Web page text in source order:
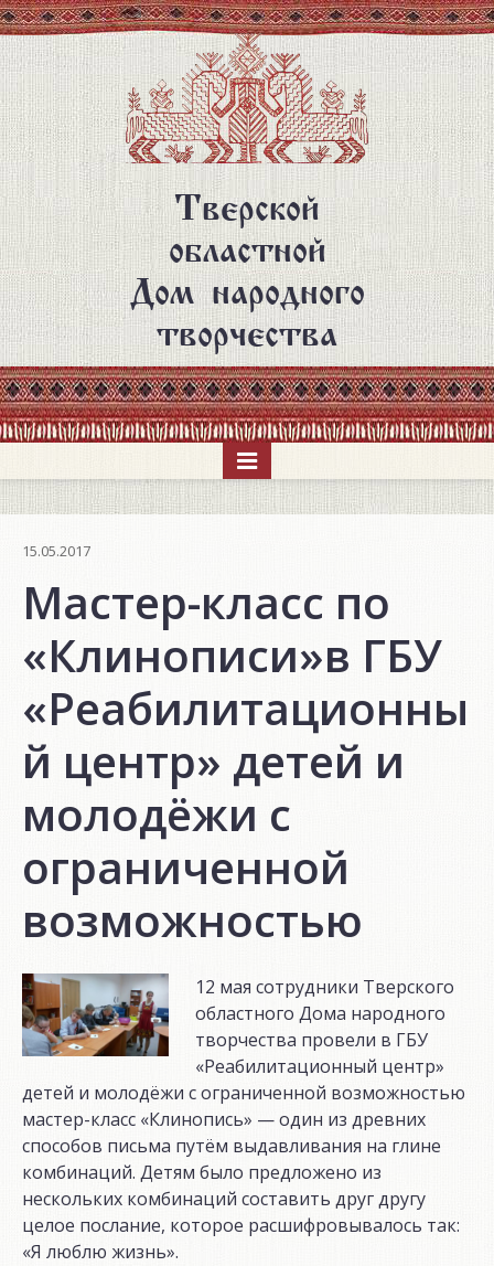
Перейти
к
основному
содержанию
Тверской
областной
Дом народного
творчества
15.05.2017
Мастер-класс по
«Клинописи»в ГБУ
«Реабилитационны
й центр» детей и
молодёжи с
ограниченной
возможностью
12 мая сотрудники Тверского
областного Дома народного
творчества провели в ГБУ
«Реабилитационный центр»
детей и молодёжи с ограниченной возможностью
мастер-класс «Клинопись» — один из древних
способов письма путём выдавливания на глине
комбинаций. Детям было предложено из
нескольких комбинаций составить друг другу
целое послание, которое расшифровывалось так:
«Я люблю жизнь».